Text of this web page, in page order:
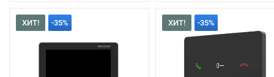
ХИТ! -35% ХИТ! -35%